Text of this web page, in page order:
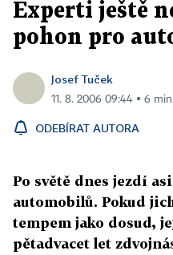
Experti ještě
pohon pro
Josef Tuček
11. 8. 2006 09:44 ▪ 6
ODEBÍRAT AUTORA
Po světě dnes jezdí
automobilů. Pokud
tempem jako dosud,
pětadvacet let